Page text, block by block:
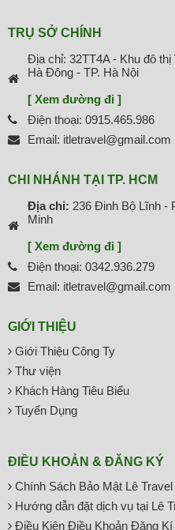
TRỤ SỞ CHÍNH
Địa chỉ: 32TT4A - Khu đô
Hà Đông - TP. Hà Nội
[ Xem đường đi ]
Điện thoại: 0915.465.986
Email: itletravel@gmail.com
CHI NHÁNH TẠI TP. HCM
Địa chỉ: 236 Đinh Bộ Lĩnh -
Minh
[ Xem đường đi ]
Điện thoại: 0342.936.279
Email: itletravel@gmail.com
GIỚI THIỆU
Giới Thiệu Công Ty
Thư viện
Khách Hàng Tiêu Biểu
Tuyển Dụng
ĐIỀU KHOẢN & ĐĂNG KÝ
Chính Sách Bảo Mật Lê Travel
Hướng dẫn đặt dịch vụ tại Lê
Điều Kiện Điều Khoản Đăng Kí